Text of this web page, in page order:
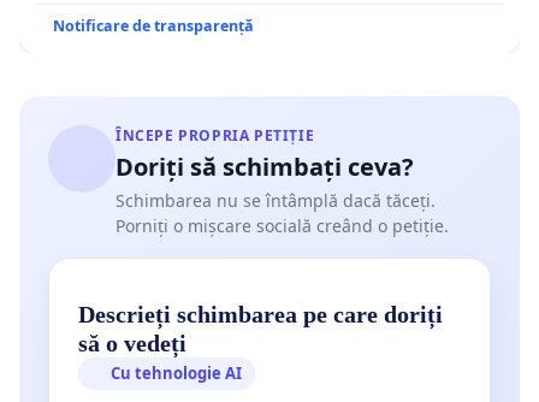
Notificare de transparență
ÎNCEPE PROPRIA PETIȚIE
Doriți să schimbați ceva?
Schimbarea nu se întâmplă dacă tăceți.
Porniți o mișcare socială creând o petiție.
Descrieți schimbarea pe care doriți
să o vedeți
Cu tehnologie AI